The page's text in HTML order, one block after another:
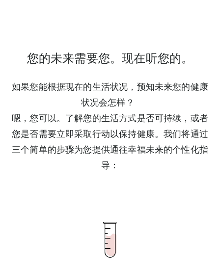
您的未来需要您。现在听您的。
如果您能根据现在的生活状况，预知未来您的健康
状况会怎样？
嗯，您可以。了解您的生活方式是否可持续，或者
您是否需要立即采取行动以保持健康。我们将通过
三个简单的步骤为您提供通往幸福未来的个性化指
导：